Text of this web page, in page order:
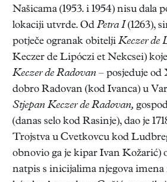
Našicama (1953. i 1954) nisu dala
lokaciji utvrde. Od Petra I (1263),
potječe ogranak obitelji Keczer de
Keczer de Lipóczi et Nekcsei)
Keczer de Radovan – posjeduje
dobro Radovan (kod Ivanca) u
Stjepan Keczer de Radovan,
(danas selo kod Rasinje), dao je
Trojstva u Cvetkovcu kod
obnovio ga je kipar Ivan Kožarić)
natpis s inicijalima njegova imena